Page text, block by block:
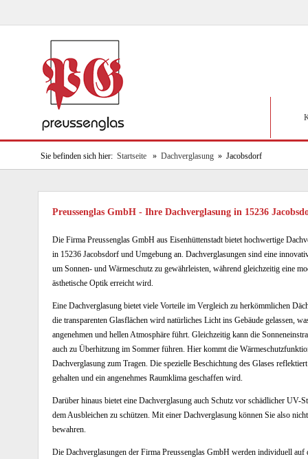
Sie befinden sich hier: Startseite » Dachverglasung » Jacobsdorf
Preussenglas GmbH - Ihre Dachverglasung in 15236
Die Firma Preussenglas GmbH aus Eisenhüttenstadt bietet hochwertige
in 15236 Jacobsdorf und Umgebung an. Dachverglasungen sind eine
um Sonnen- und Wärmeschutz zu gewährleisten, während gleichzeitig eine
ästhetische Optik erreicht wird.
Eine Dachverglasung bietet viele Vorteile im Vergleich zu herkömmlichen
die transparenten Glasflächen wird natürliches Licht ins Gebäude gelassen,
angenehmen und hellen Atmosphäre führt. Gleichzeitig kann die
auch zu Überhitzung im Sommer führen. Hier kommt die
Dachverglasung zum Tragen. Die spezielle Beschichtung des Glases
gehalten und ein angenehmes Raumklima geschaffen wird.
Darüber hinaus bietet eine Dachverglasung auch Schutz vor schädlicher
dem Ausbleichen zu schützen. Mit einer Dachverglasung können Sie also
bewahren.
Die Dachverglasungen der Firma Preussenglas GmbH werden individuell